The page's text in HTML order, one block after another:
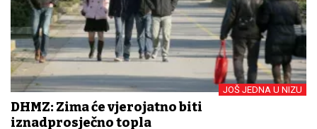
JOŠ JEDNA U NIZU
DHMZ: Zima će vjerojatno biti
iznadprosječno topla